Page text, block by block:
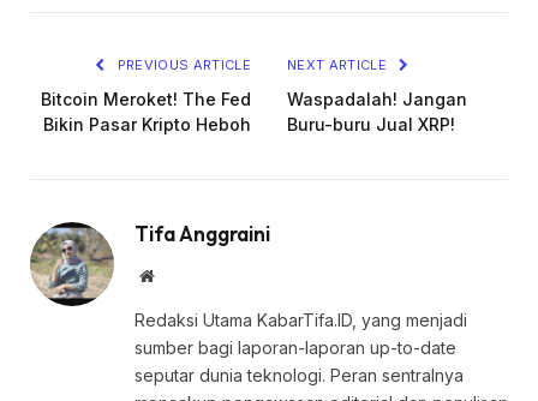
PREVIOUS ARTICLE
Bitcoin Meroket! The Fed
Bikin Pasar Kripto Heboh
NEXT ARTICLE
Waspadalah! Jangan
Buru-buru Jual XRP!
Tifa Anggraini
Website
Redaksi Utama KabarTifa.ID, yang menjadi
sumber bagi laporan-laporan up-to-date
seputar dunia teknologi. Peran sentralnya